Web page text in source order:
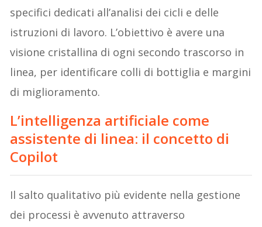
specifici dedicati all’analisi dei cicli e delle
istruzioni di lavoro. L’obiettivo è avere una
visione cristallina di ogni secondo trascorso in
linea, per identificare colli di bottiglia e margini
di miglioramento.
L’intelligenza artificiale come
assistente di linea: il concetto di
Copilot
Il salto qualitativo più evidente nella gestione
dei processi è avvenuto attraverso